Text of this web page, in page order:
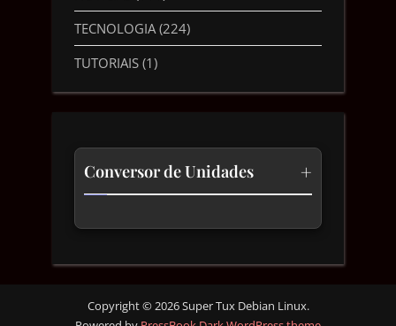
TECNOLOGIA (224)
TUTORIAIS (1)
Conversor de Unidades +
Comprimento
Velocidade
Copyright © 2026 Super Tux Debian Linux.